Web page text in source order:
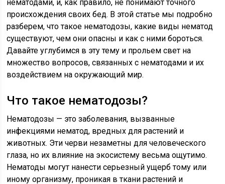
нематодами, и, как правило, не понимают точного
происхождения своих бед. В этой статье мы подробно
разберем, что такое нематодозы, какие виды нематод
существуют, чем они опасны и как с ними бороться.
Давайте углубимся в эту тему и прольем свет на
множество вопросов, связанных с нематодами и их
воздействием на окружающий мир.
Что такое нематодозы?
Нематодозы — это заболевания, вызванные
инфекциями нематод, вредных для растений и
животных. Эти черви незаметны для человеческого
глаза, но их влияние на экосистему весьма ощутимо.
Нематоды могут нанести серьезный ущерб тому или
иному организму, проникая в ткани растений и